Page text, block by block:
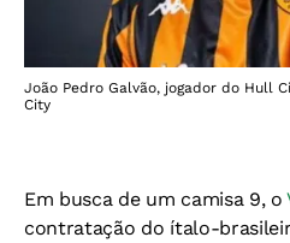
João Pedro Galvão, jogador do Hull
City
Em busca de um camisa 9, o
contratação do ítalo-